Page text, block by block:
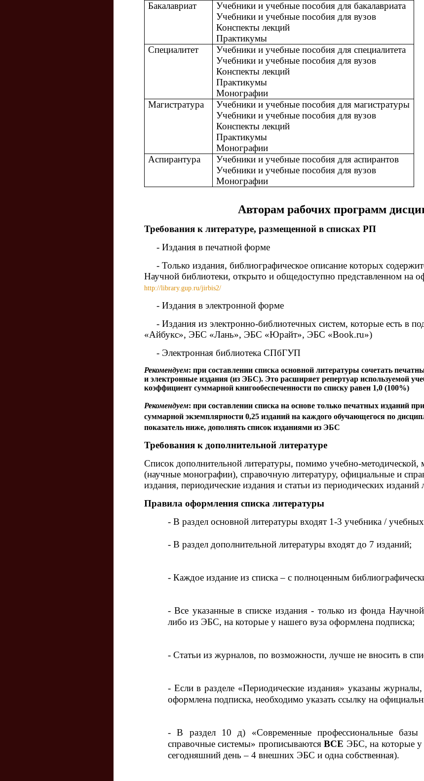
Бакалавриат
Учебники и учебные пособия для бакалавриата
Учебники и учебные пособия для вузов
Конспекты лекций
Практикумы
Специалитет
Учебники и учебные пособия для специалитета
Учебники и учебные пособия для вузов
Конспекты лекций
Практикумы
Монографии
Магистратура
Учебники и учебные пособия для магистратуры
Учебники и учебные пособия для вузов
Конспекты лекций
Практикумы
Монографии
Аспирантура
Учебники и учебные пособия для аспирантов
Учебники и учебные пособия для вузов
Монографии
Авторам рабочих программ
Требования к литературе, размещенной в списках РП
- Издания в печатной форме
- Только издания, библиографическое описание которых
Научной библиотеки, открыто и общедоступно представленном на
http://library.gup.ru/jirbis2/
- Издания в электронной форме
- Издания из электронно-библиотечных систем, которые есть в
«Айбукс», ЭБС «Лань», ЭБС «Юрайт», ЭБС «Book.ru»)
- Электронная библиотека СПбГУП
Рекомендуем: при составлении списка основной литературы сочетать
и электронные издания (из ЭБС). Это расширяет репертуар используемой
коэффициент суммарной книгообеспеченности по списку равен 1,0 (100%)
Рекомендуем: при составлении списка на основе только печатных изданий
суммарной экземплярности 0,25 изданий на каждого обучающегося по
показатель ниже, дополнять список изданиями из ЭБС
Требования к дополнительной литературе
Список дополнительной литературы, помимо учебно-
(научные монографии), справочную литературу, официальные и
издания, периодические издания и статьи из периодических
Правила оформления списка литературы
- В раздел основной литературы входят 1-3 учебника /
- В раздел дополнительной литературы входят до 7 изданий;
- Каждое издание из списка – с полноценным
- Все указанные в списке издания - только из фонда
либо из ЭБС, на которые у нашего вуза оформлена подписка;
- Статьи из журналов, по возможности, лучше не вносить в
- Если в разделе «Периодические издания» указаны
оформлена подписка, необходимо указать ссылку на
- В раздел 10 д) «Современные профессиональные
справочные системы» прописываютсяВСЕ ЭБС, на которые у
сегодняшний день – 4 внешних ЭБС и одна собственная).